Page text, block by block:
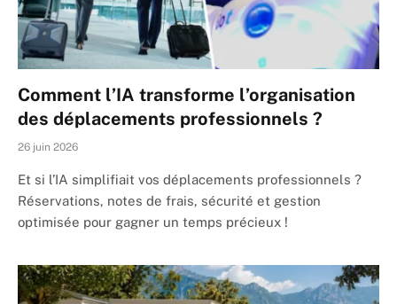
Comment l’IA transforme l’organisation
des déplacements professionnels ?
26 juin 2026
Et si l’IA simplifiait vos déplacements professionnels ?
Réservations, notes de frais, sécurité et gestion
optimisée pour gagner un temps précieux !